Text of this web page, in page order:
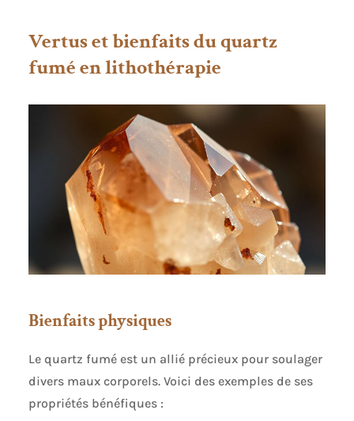
Vertus et bienfaits du quartz
fumé en lithothérapie
Bienfaits physiques
Le quartz fumé est un allié précieux pour soulager
divers maux corporels. Voici des exemples de ses
propriétés bénéfiques :